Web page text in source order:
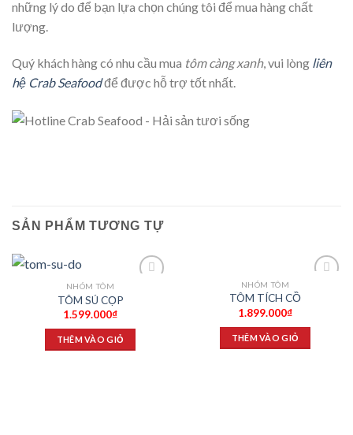
những lý do để bạn lựa chọn chúng tôi để mua hàng chất
lượng.
Quý khách hàng có nhu cầu mua tôm càng xanh, vui lòng liên
hệ Crab Seafoodđể được hỗ trợ tốt nhất.
SẢN PHẨM TƯƠNG TỰ
NHÓM TÔM
TÔM SÚ CỌP
1.599.000₫
THÊM VÀO GIỎ
NHÓM TÔM
TÔM TÍCH CỒ
1.899.000₫
THÊM VÀO GIỎ